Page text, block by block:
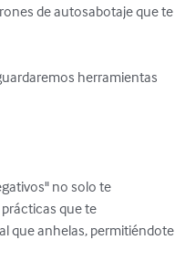
de autosabotaje que te
herramientas
no solo te
que te
que anhelas, permitiéndote